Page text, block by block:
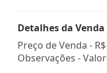
Detalhes da Venda
Preço de Venda -
Observações -